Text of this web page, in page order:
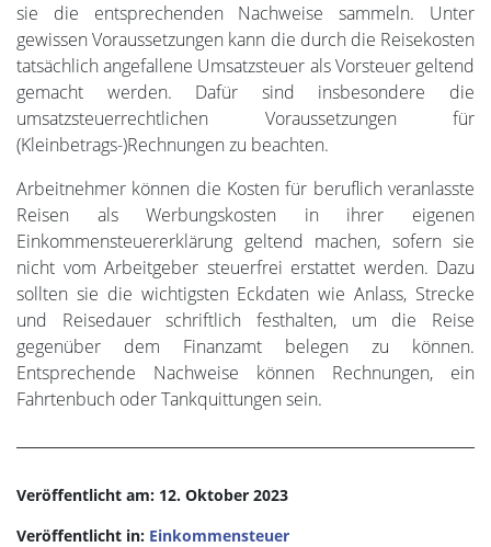
sie die entsprechenden Nachweise sammeln. Unter
gewissen Voraussetzungen kann die durch die Reisekosten
tatsächlich angefallene Umsatzsteuer als Vorsteuer geltend
gemacht werden. Dafür sind insbesondere die
umsatzsteuerrechtlichen Voraussetzungen für
(Kleinbetrags-)Rechnungen zu beachten.
Arbeitnehmer können die Kosten für beruflich veranlasste
Reisen als Werbungskosten in ihrer eigenen
Einkommensteuererklärung geltend machen, sofern sie
nicht vom Arbeitgeber steuerfrei erstattet werden. Dazu
sollten sie die wichtigsten Eckdaten wie Anlass, Strecke
und Reisedauer schriftlich festhalten, um die Reise
gegenüber dem Finanzamt belegen zu können.
Entsprechende Nachweise können Rechnungen, ein
Fahrtenbuch oder Tankquittungen sein.
Veröffentlicht am: 12. Oktober 2023
Veröffentlicht in: Einkommensteuer